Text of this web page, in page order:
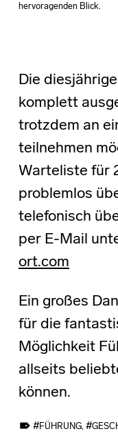
hervoragenden Blick.
Die
komplett
trotzdem an
teilnehmen
Warteliste für
problemlos
telefonisch
per E-Mail
ort.com
Ein großes
für die
Möglichkeit
allseits
können.
TAGGED AS:
FÜHRUNG,